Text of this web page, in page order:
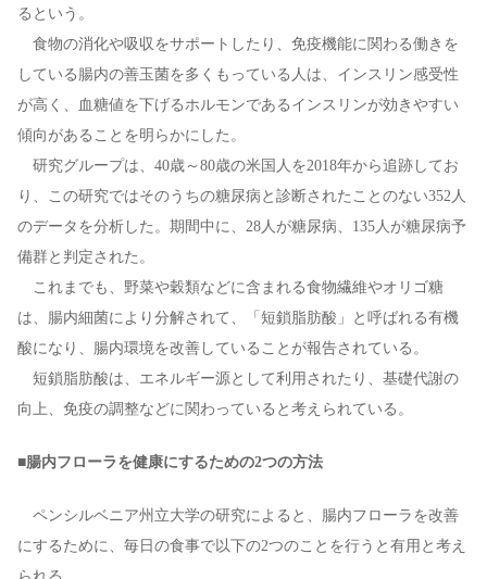
るという。
食物の消化や吸収をサポートしたり、免疫機能に関わる働きを
している腸内の善玉菌を多くもっている人は、インスリン感受性
が高く、血糖値を下げるホルモンであるインスリンが効きやすい
傾向があることを明らかにした。
研究グループは、40歳～80歳の米国人を2018年から追跡してお
り、この研究ではそのうちの糖尿病と診断されたことのない352人
のデータを分析した。期間中に、28人が糖尿病、135人が糖尿病予
備群と判定された。
これまでも、野菜や穀類などに含まれる食物繊維やオリゴ糖
は、腸内細菌により分解されて、「短鎖脂肪酸」と呼ばれる有機
酸になり、腸内環境を改善していることが報告されている。
短鎖脂肪酸は、エネルギー源として利用されたり、基礎代謝の
向上、免疫の調整などに関わっていると考えられている。
■腸内フローラを健康にするための2つの方法
ペンシルベニア州立大学の研究によると、腸内フローラを改善
にするために、毎日の食事で以下の2つのことを行うと有用と考え